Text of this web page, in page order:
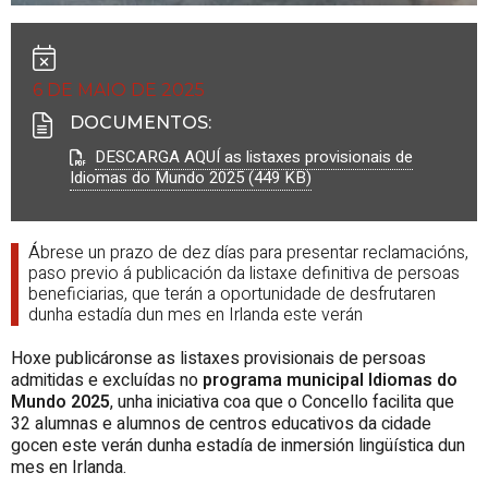
6 DE MAIO DE 2025
DOCUMENTOS:
DESCARGA AQUÍ as listaxes provisionais de
Idiomas do Mundo 2025 (449 KB)
Ábrese un prazo de dez días para presentar reclamacións,
paso previo á publicación da listaxe definitiva de persoas
beneficiarias, que terán a oportunidade de desfrutaren
dunha estadía dun mes en Irlanda este verán
Hoxe publicáronse as listaxes provisionais de persoas
admitidas e excluídas no programa municipal Idiomas do
Mundo 2025, unha iniciativa coa que o Concello facilita que
32 alumnas e alumnos de centros educativos da cidade
gocen este verán dunha estadía de inmersión lingüística dun
mes en Irlanda.